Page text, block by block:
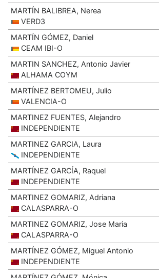
MARTÍN BALIBREA, Nerea
VERD3
MARTÍN GÓMEZ, Daniel
CEAM IBI-O
MARTIN SANCHEZ, Antonio Javier
ALHAMA COYM
MARTÍNEZ BERTOMEU, Julio
VALENCIA-O
MARTINEZ FUENTES, Alejandro
INDEPENDIENTE
MARTINEZ GARCIA, Laura
INDEPENDIENTE
MARTÍNEZ GARCÍA, Raquel
INDEPENDIENTE
MARTINEZ GOMARIZ, Adriana
CALASPARRA-O
MARTINEZ GOMARIZ, Jose Maria
CALASPARRA-O
MARTÍNEZ GÓMEZ, Miguel Antonio
INDEPENDIENTE